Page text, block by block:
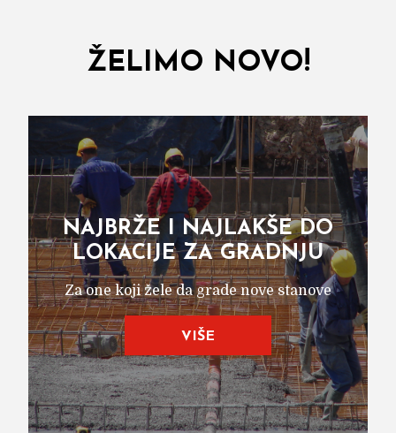
ŽELIMO NOVO!
NAJBRŽE I NAJLAKŠE DO
LOKACIJE ZA GRADNJU
Za one koji žele da grade nove stanove
VIŠE